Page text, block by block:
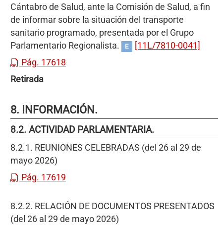
Cántabro de Salud, ante la Comisión de Salud, a fin
de informar sobre la situación del transporte
sanitario programado, presentada por el Grupo
Parlamentario Regionalista.
E
[11L/7810-0041]
Pág. 17618
Retirada
8. INFORMACIÓN.
8.2. ACTIVIDAD PARLAMENTARIA.
8.2.1. REUNIONES CELEBRADAS (del 26 al 29 de
mayo 2026)
Pág. 17619
8.2.2. RELACIÓN DE DOCUMENTOS PRESENTADOS
(del 26 al 29 de mayo 2026)